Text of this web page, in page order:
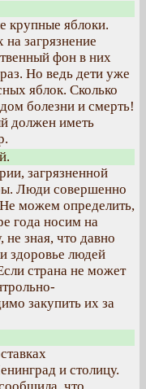
крупные яблоки.
загрязнение
фон в них
Но ведь дети уже
яблок. Сколько
болезни и смерть!
должен иметь
загрязненной
Люди совершенно
можем определить,
года носим на
зная, что давно
здоровье людей
страна не может
закупить их за
и столицу.